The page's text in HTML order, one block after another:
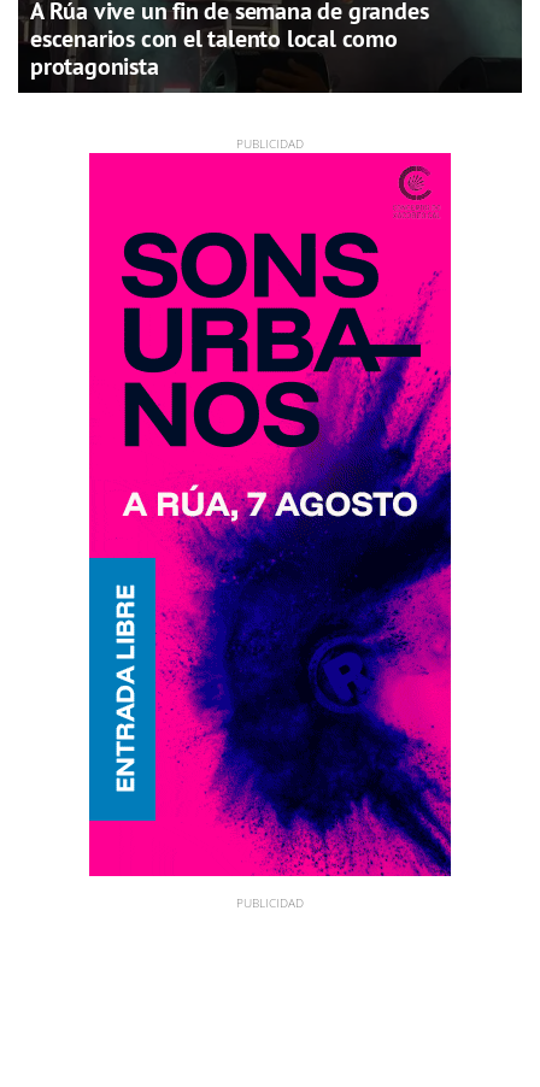
A Rúa vive un fin de semana de grandes
escenarios con el talento local como
protagonista